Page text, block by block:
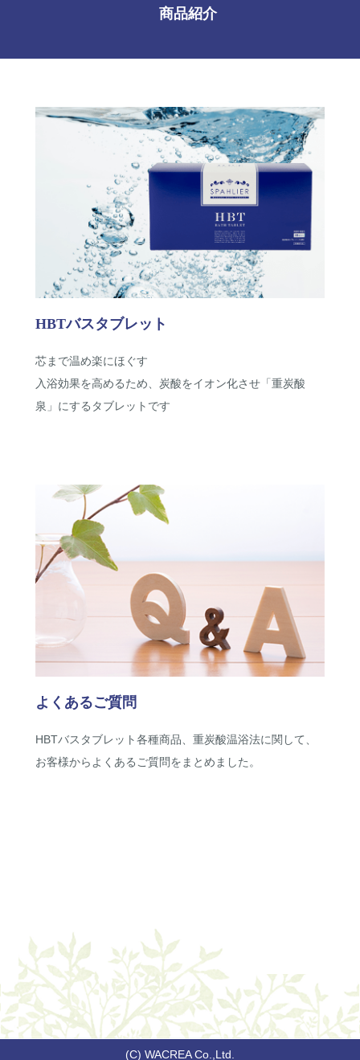
商品紹介
HBTバスタブレット
芯まで温め楽にほぐす
入浴効果を高めるため、炭酸をイオン化させ「重炭酸
泉」にするタブレットです
よくあるご質問
HBTバスタブレット各種商品、重炭酸温浴法に関して、
お客様からよくあるご質問をまとめました。
(C) WACREA Co.,Ltd.